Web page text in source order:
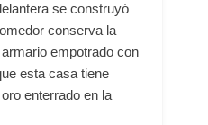
se construyó
conserva la
empotrado con
esta casa tiene
enterrado en la